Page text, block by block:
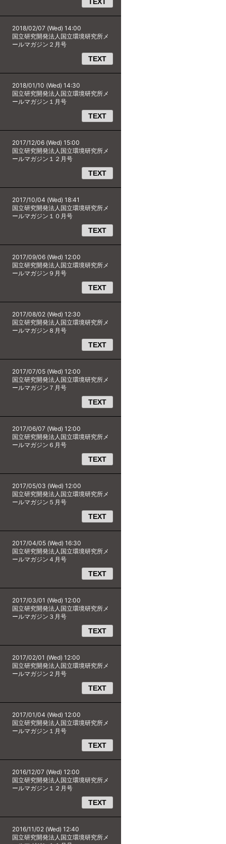
2018/02/07 (Wed) 14:00
国立研究開発法人国立環境研究所メ
ールマガジン２月号
TEXT
2018/01/10 (Wed) 14:30
国立研究開発法人国立環境研究所メ
ールマガジン１月号
TEXT
2017/12/06 (Wed) 15:00
国立研究開発法人国立環境研究所メ
ールマガジン１２月号
TEXT
2017/10/04 (Wed) 18:41
国立研究開発法人国立環境研究所メ
ールマガジン１０月号
TEXT
2017/09/06 (Wed) 12:00
国立研究開発法人国立環境研究所メ
ールマガジン９月号
TEXT
2017/08/02 (Wed) 12:30
国立研究開発法人国立環境研究所メ
ールマガジン８月号
TEXT
2017/07/05 (Wed) 12:00
国立研究開発法人国立環境研究所メ
ールマガジン７月号
TEXT
2017/06/07 (Wed) 12:00
国立研究開発法人国立環境研究所メ
ールマガジン６月号
TEXT
2017/05/03 (Wed) 12:00
国立研究開発法人国立環境研究所メ
ールマガジン５月号
TEXT
2017/04/05 (Wed) 16:30
国立研究開発法人国立環境研究所メ
ールマガジン４月号
TEXT
2017/03/01 (Wed) 12:00
国立研究開発法人国立環境研究所メ
ールマガジン３月号
TEXT
2017/02/01 (Wed) 12:00
国立研究開発法人国立環境研究所メ
ールマガジン２月号
TEXT
2017/01/04 (Wed) 12:00
国立研究開発法人国立環境研究所メ
ールマガジン１月号
TEXT
2016/12/07 (Wed) 12:00
国立研究開発法人国立環境研究所メ
ールマガジン１２月号
TEXT
2016/11/02 (Wed) 12:40
国立研究開発法人国立環境研究所メ